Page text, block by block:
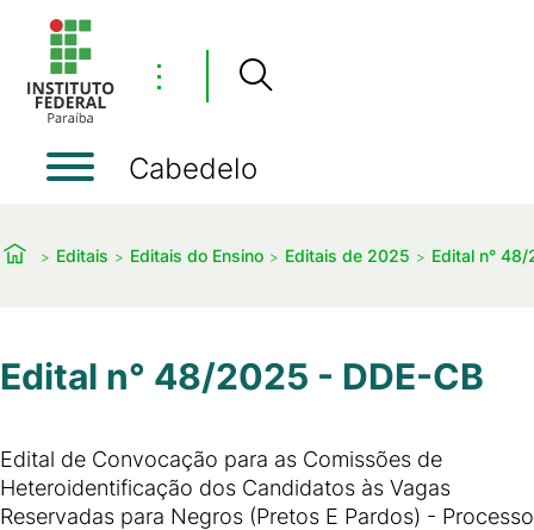
⋮
Cabedelo
Editais Editais do Ensino Editais de 2025 Edital n°
Edital n° 48/2025 - DDE-CB
Edital de Convocação para as Comissões de
Heteroidentificação dos Candidatos às Vagas
Reservadas para Negros (Pretos E Pardos) - Processo